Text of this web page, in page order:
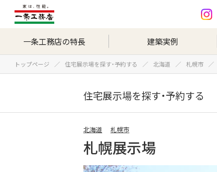
一条工務店の特長 建築実例
トップページ 住宅展示場を探す・予約する 北海道 札幌市
住宅展示場を探す・予約する
北海道 札幌市
札幌展示場